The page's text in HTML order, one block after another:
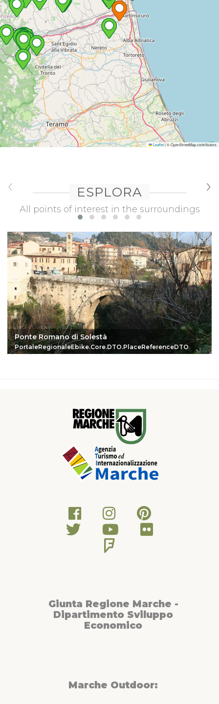
Leaflet|© OpenStreetMap contributors
ESPLORA
All points of interest in the surroundings
Ponte Romano di Solestà
PortaleRegionaleEbike.Core.DTO.PlaceReferenceDTO
‹ ›
Giunta Regione Marche -
Dipartimento Sviluppo
Economico
Marche Outdoor: